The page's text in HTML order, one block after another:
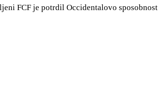
FCF je potrdil Occidentalovo sposobnost